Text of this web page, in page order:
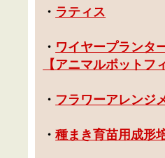
・ ラティス
・ ワイヤープランタ
【アニマルポットフ
・ フラワーアレンジ
・種まき育苗用成形